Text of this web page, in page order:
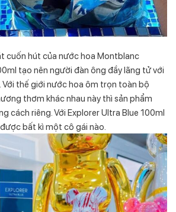
cuốn hút của nước hoa Montblanc
tạo nên người đàn ông đầy lãng tử với
thế giới nước hoa ôm trọn toàn bộ
thơm khác nhau này thì sản phẩm
cách riêng. Với Explorer Ultra Blue 100ml
bất kì một cô gái nào.